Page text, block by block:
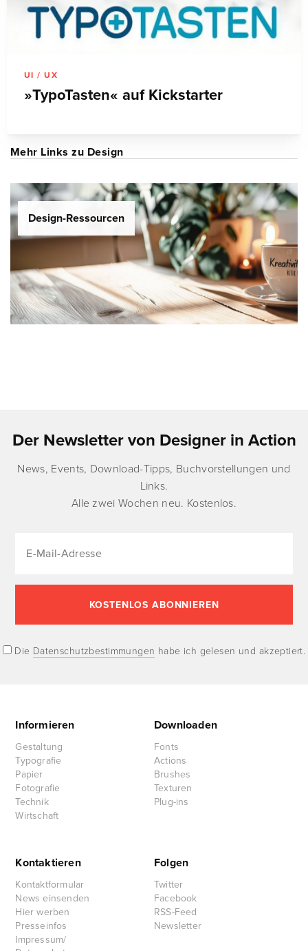
UI / UX
»TypoTasten« auf Kickstarter
Mehr Links zu Design
Design-Ressourcen
Der Newsletter von Designer in Action
News, Events, Download-Tipps, Buchvorstellungen und
Links.
Alle zwei Wochen neu. Kostenlos.
Die Datenschutzbestimmungen habe ich gelesen und akzeptiert.
Informieren
Gestaltung
Typografie
Papier
Fotografie
Technik
Wirtschaft
Downloaden
Fonts
Actions
Brushes
Texturen
Plug-ins
Kontaktieren
Kontaktformular
News einsenden
Hier werben
Presseinfos
Impressum/
Folgen
Twitter
Facebook
RSS-Feed
Newsletter